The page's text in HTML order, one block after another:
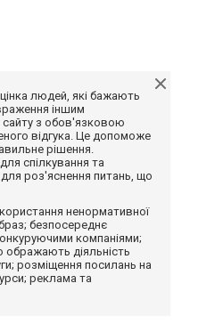
людей, які бажають
іншим
з обов'язковою
відгука. Це допоможе
рішення.
спілкування та
роз'яснення питань, що
ненормативної
безпосереднє
компаніями;
ображають діяльність
розміщення посилань на
реклама та